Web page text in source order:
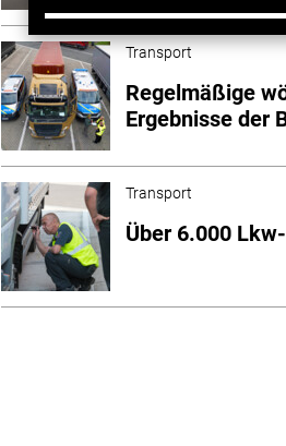
Transport
Regelmäßige
Ergebnisse der
Transport
Über 6.000